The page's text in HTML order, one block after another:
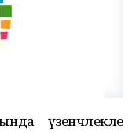
үзенчәлекле